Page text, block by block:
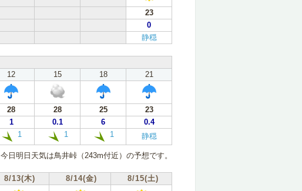
23
0
静穏
12 15 18
21
28 28 25
23
1 0.1 6
0.4
1 1 1 静穏
今日明日天気は鳥井峠（243m付近）の予想です。
8/13(木) 8/14(金) 8/15(土)